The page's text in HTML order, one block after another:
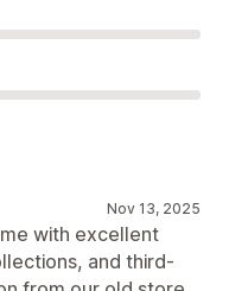
Nov 13, 2025
with excellent
and third-